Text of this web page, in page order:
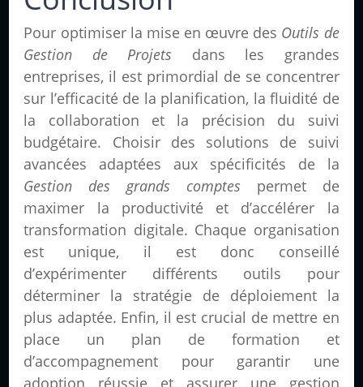
Pour optimiser la mise en œuvre des Outils de
Gestion de Projets dans les grandes
entreprises, il est primordial de se concentrer
sur l’efficacité de la planification, la fluidité de
la collaboration et la précision du suivi
budgétaire. Choisir des solutions de suivi
avancées adaptées aux spécificités de la
Gestion des grands comptes permet de
maximer la productivité et d’accélérer la
transformation digitale. Chaque organisation
est unique, il est donc conseillé
d’expérimenter différents outils pour
déterminer la stratégie de déploiement la
plus adaptée. Enfin, il est crucial de mettre en
place un plan de formation et
d’accompagnement pour garantir une